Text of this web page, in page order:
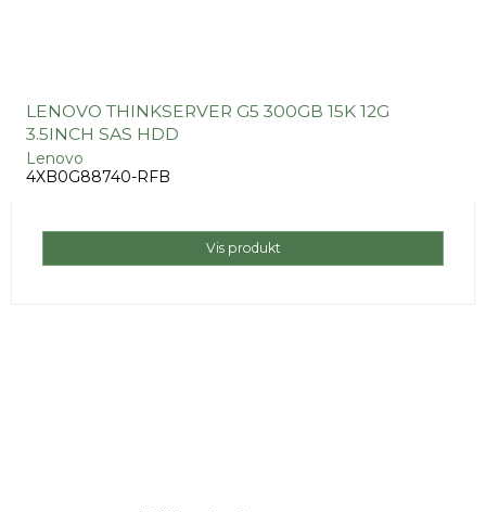
LENOVO THINKSERVER G5 300GB 15K 12G
3.5INCH SAS HDD
Lenovo
4XB0G88740-RFB
Vis produkt